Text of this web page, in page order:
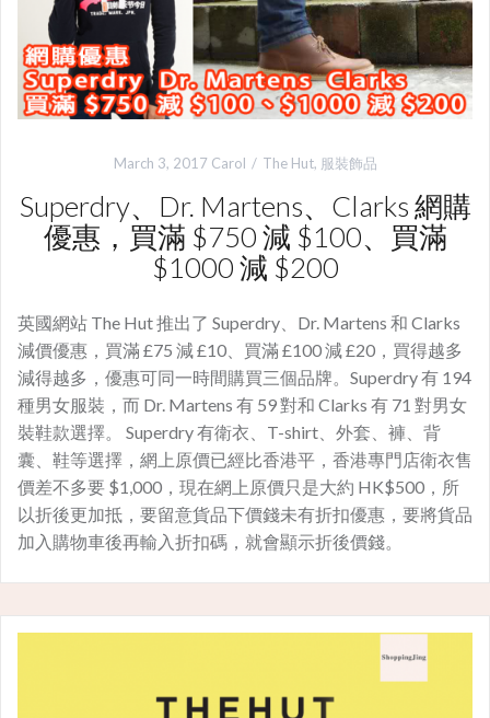
March 3, 2017 Carol The Hut, 服裝飾品
Superdry、Dr. Martens、Clarks 網購
優惠，買滿 $750 減 $100、買滿
$1000 減 $200
英國網站 The Hut 推出了 Superdry、Dr. Martens 和 Clarks
減價優惠，買滿 £75 減 £10、買滿 £100 減 £20，買得越多
減得越多，優惠可同一時間購買三個品牌。Superdry 有 194
種男女服裝，而 Dr. Martens 有 59 對和 Clarks 有 71 對男女
裝鞋款選擇。 Superdry 有衛衣、T-shirt、外套、褲、背
囊、鞋等選擇，網上原價已經比香港平，香港專門店衛衣售
價差不多要 $1,000，現在網上原價只是大約 HK$500，所
以折後更加抵，要留意貨品下價錢未有折扣優惠，要將貨品
加入購物車後再輸入折扣碼，就會顯示折後價錢。